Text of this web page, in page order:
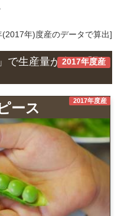
(2017年)度産のデータで算出]
2017年度産
で生産量が多い『野
2017年度産
ース